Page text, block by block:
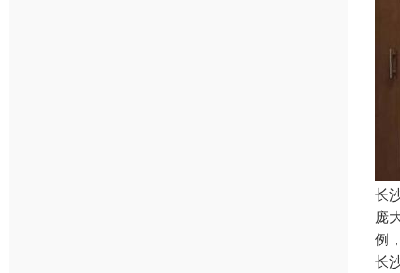
长
庞
例
长